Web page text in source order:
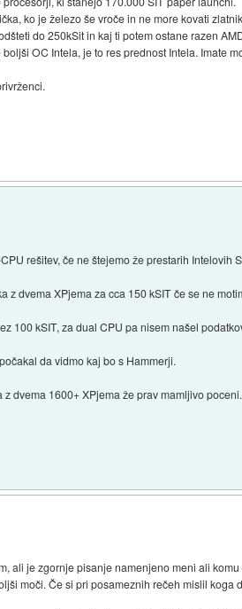
ko je železo še vroče in ne more kovati
do 250kSit in kaj ti potem ostane razen
OC Intela, je to res prednost Intela. Imate
rešitev, če ne štejemo že prestarih Intelovih
dvema XPjema za cca 150 kSIT če se ne
100 kSIT, za dual CPU pa nisem našel
da vidmo kaj bo s Hammerji.
dvema 1600+ XPjema že prav mamljivo
ali je zgornje pisanje namenjeno meni ali
moči. Če si pri posameznih rečeh mislil koga